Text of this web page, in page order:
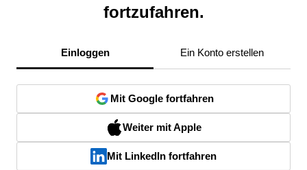
fortzufahren.
Einloggen Ein Konto erstellen
Mit Google fortfahren
Weiter mit Apple
Mit LinkedIn fortfahren